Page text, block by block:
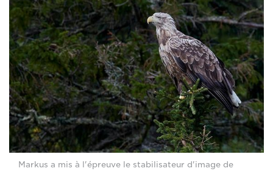
Markus a mis à l'épreuve le stabilisateur d'image de